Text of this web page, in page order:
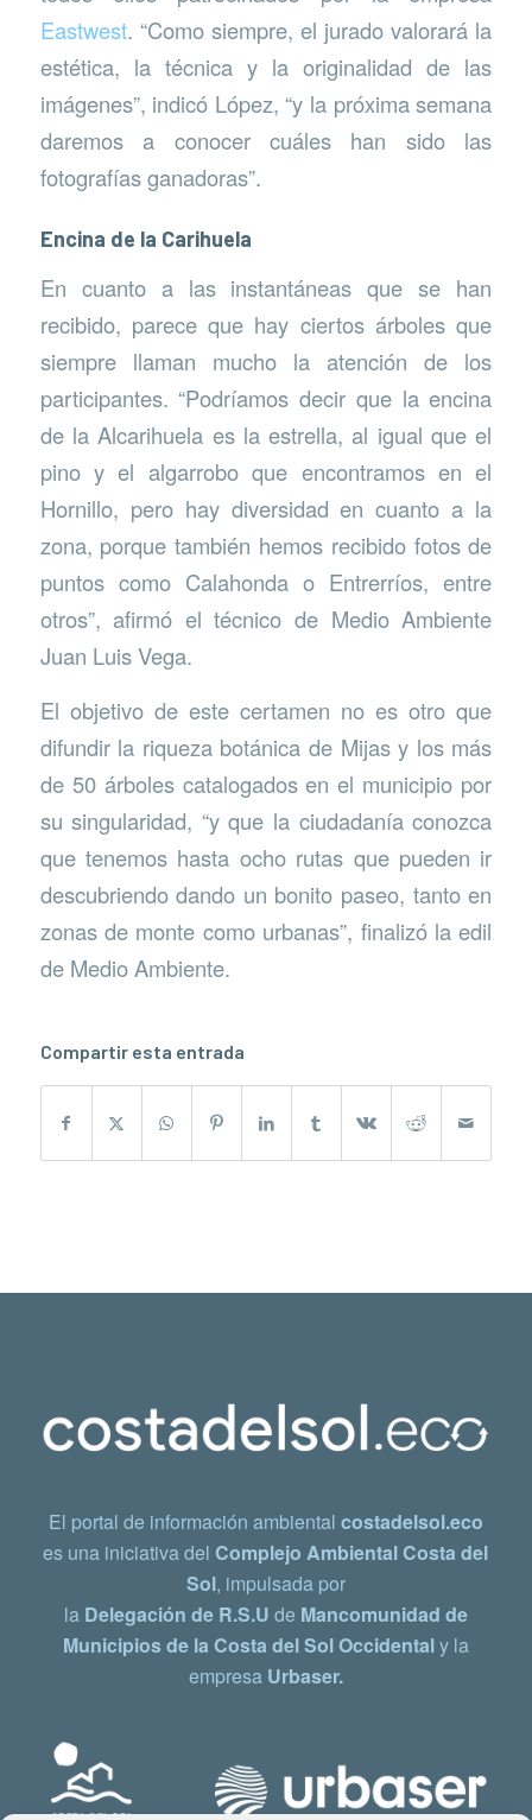
Eastwest. “Como siempre, el jurado valorará la
estética, la técnica y la originalidad de las
imágenes”, indicó López, “y la próxima semana
daremos a conocer cuáles han sido las
fotografías ganadoras”.
Encina de la Carihuela
En cuanto a las instantáneas que se han
recibido, parece que hay ciertos árboles que
siempre llaman mucho la atención de los
participantes. “Podríamos decir que la encina
de la Alcarihuela es la estrella, al igual que el
pino y el algarrobo que encontramos en el
Hornillo, pero hay diversidad en cuanto a la
zona, porque también hemos recibido fotos de
puntos como Calahonda o Entrerríos, entre
otros”, afirmó el técnico de Medio Ambiente
Juan Luis Vega.
El objetivo de este certamen no es otro que
difundir la riqueza botánica de Mijas y los más
de 50 árboles catalogados en el municipio por
su singularidad, “y que la ciudadanía conozca
que tenemos hasta ocho rutas que pueden ir
descubriendo dando un bonito paseo, tanto en
zonas de monte como urbanas”, finalizó la edil
de Medio Ambiente.
Compartir esta entrada
El portal de información ambiental costadelsol.eco
es una iniciativa delComplejo Ambiental Costa del
Sol, impulsada por
la Delegación de R.S.U de Mancomunidad de
Municipios de la Costa del Sol Occidentaly la
empresa Urbaser.